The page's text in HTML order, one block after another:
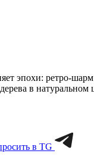
эпохи:
в
в TG